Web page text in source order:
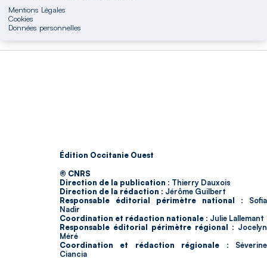
Mentions Légales
Cookies
Données personnelles
Édition Occitanie Ouest
© CNRS
Direction de la publication : Thierry Dauxois
Direction de la rédaction : Jérôme Guilbert
Responsable éditorial périmètre national : Sofia
Nadir
Coordination et rédaction nationale : Julie Lallemant
Responsable éditorial périmètre régional : Jocelyn
Méré
Coordination et rédaction régionale : Séverine
Ciancia